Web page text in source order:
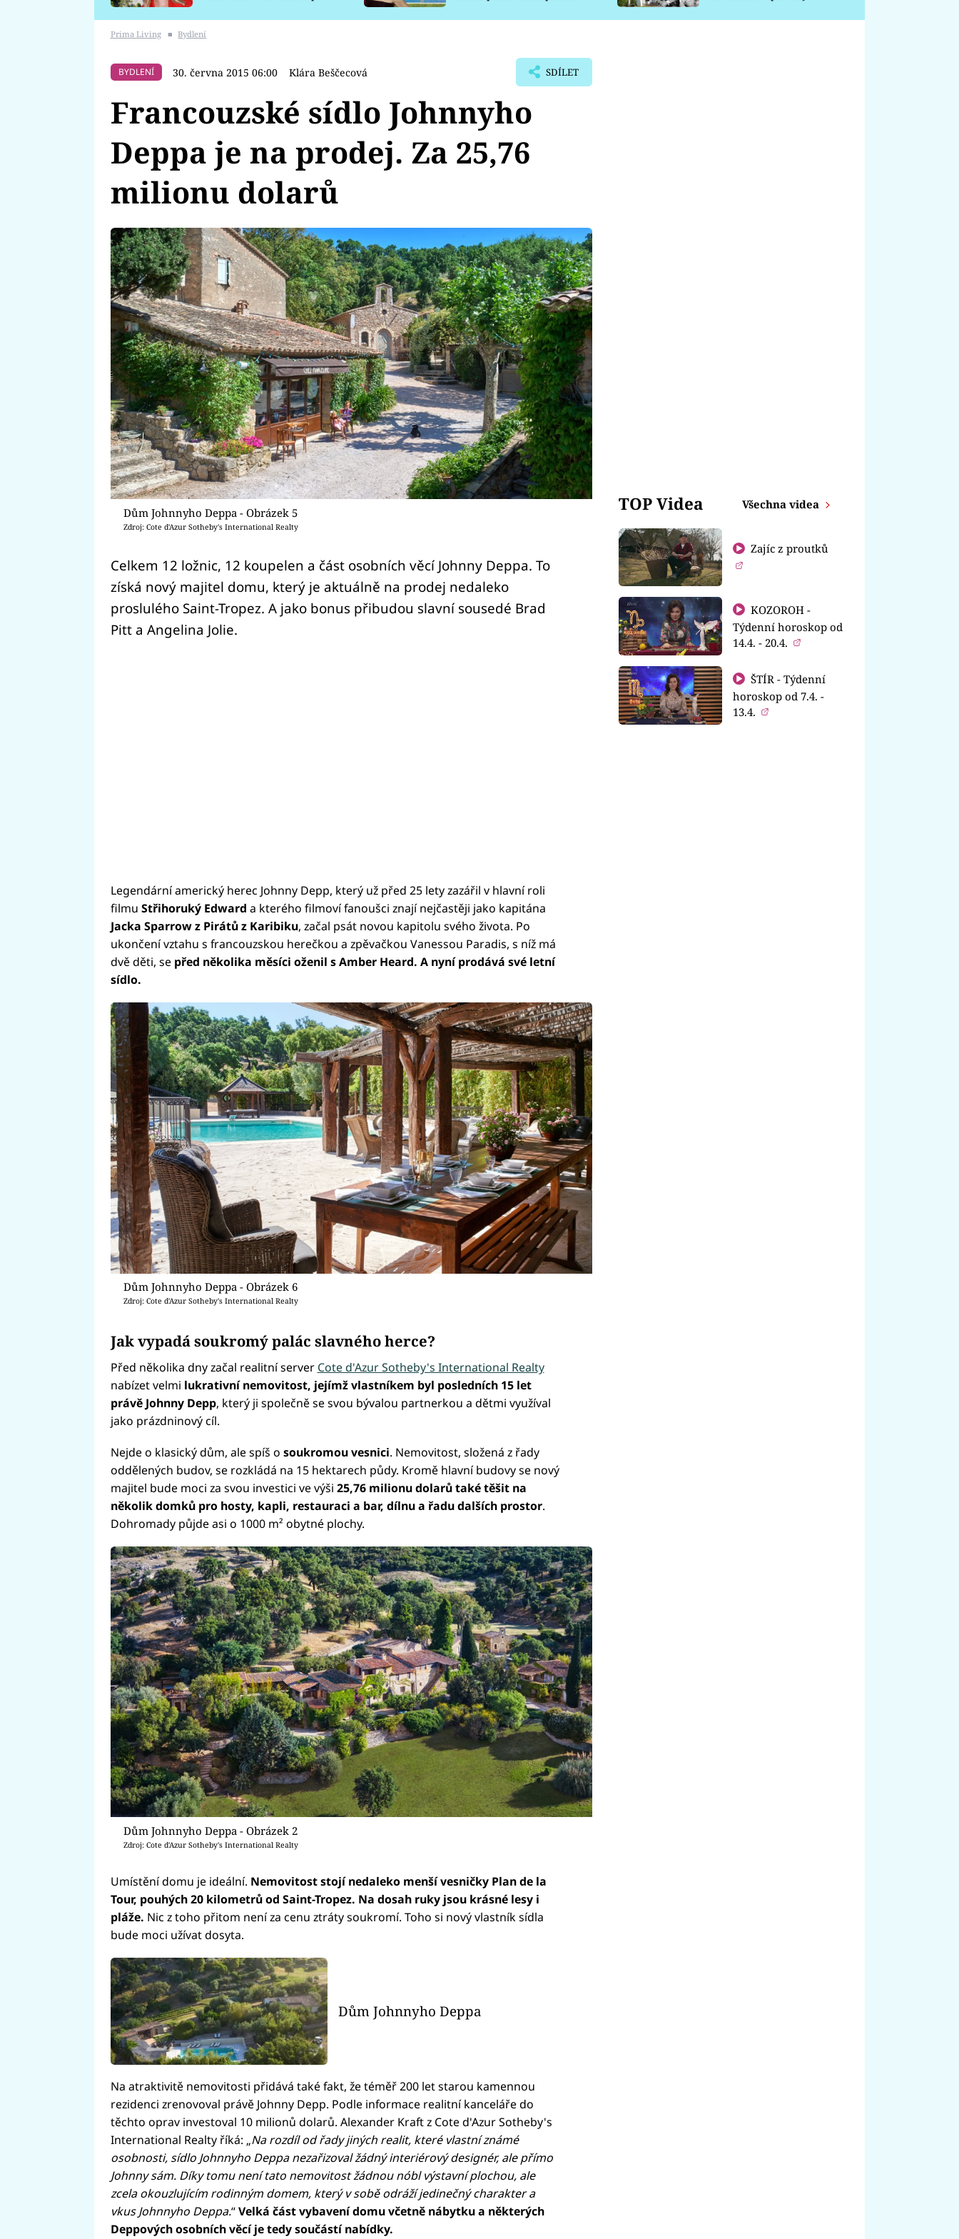
Prima Living ■ Bydlení
BYDLENÍ 30. června 2015 06:00 Klára Beščecová SDÍLET
Francouzské sídlo Johnnyho
Deppa je na prodej. Za 25,76
milionu dolarů
Dům Johnnyho Deppa - Obrázek 5
Zdroj: Cote d'Azur Sotheby's International Realty
Celkem 12 ložnic, 12 koupelen a část osobních věcí Johnny Deppa. To
získá nový majitel domu, který je aktuálně na prodej nedaleko
proslulého Saint-Tropez. A jako bonus přibudou slavní sousedé Brad
Pitt a Angelina Jolie.
Legendární americký herec Johnny Depp, který už před 25 lety zazářil v hlavní roli
filmu Střihoruký Edward a kterého filmoví fanoušci znají nejčastěji jako kapitána
Jacka Sparrow z Pirátů z Karibiku, začal psát novou kapitolu svého života. Po
ukončení vztahu s francouzskou herečkou a zpěvačkou Vanessou Paradis, s níž má
dvě děti, se před několika měsíci oženil s Amber Heard. A nyní prodává své letní
sídlo.
Dům Johnnyho Deppa - Obrázek 6
Zdroj: Cote d'Azur Sotheby's International Realty
Jak vypadá soukromý palác slavného herce?
Před několika dny začal realitní server Cote d'Azur Sotheby's International Realty
nabízet velmi lukrativní nemovitost, jejímž vlastníkem byl posledních 15 let
právě Johnny Depp, který ji společně se svou bývalou partnerkou a dětmi využíval
jako prázdninový cíl.
Nejde o klasický dům, ale spíš o soukromou vesnici. Nemovitost, složená z řady
oddělených budov, se rozkládá na 15 hektarech půdy. Kromě hlavní budovy se nový
majitel bude moci za svou investici ve výši 25,76 milionu dolarů také těšit na
několik domků pro hosty, kapli, restauraci a bar, dílnu a řadu dalších prostor.
Dohromady půjde asi o 1000 m² obytné plochy.
Dům Johnnyho Deppa - Obrázek 2
Zdroj: Cote d'Azur Sotheby's International Realty
Umístění domu je ideální. Nemovitost stojí nedaleko menší vesničky Plan de la
Tour, pouhých 20 kilometrů od Saint-Tropez. Na dosah ruky jsou krásné lesy i
pláže. Nic z toho přitom není za cenu ztráty soukromí. Toho si nový vlastník sídla
bude moci užívat dosyta.
Dům Johnnyho Deppa
Na atraktivitě nemovitosti přidává také fakt, že téměř 200 let starou kamennou
rezidenci zrenovoval právě Johnny Depp. Podle informace realitní kanceláře do
těchto oprav investoval 10 milionů dolarů. Alexander Kraft z Cote d'Azur Sotheby's
International Realty říká: „Na rozdíl od řady jiných realit, které vlastní známé
osobnosti, sídlo Johnnyho Deppa nezařizoval žádný interiérový designér, ale přímo
Johnny sám. Díky tomu není tato nemovitost žádnou nóbl výstavní plochou, ale
zcela okouzlujícím rodinným domem, který v sobě odráží jedinečný charakter a
vkus Johnnyho Deppa.“Velká část vybavení domu včetně nábytku a některých
Deppových osobních věcí je tedy součástí nabídky.
TOP Videa Všechna videa
Zajíc z proutků
KOZOROH -
Týdenní horoskop od
14.4. - 20.4.
ŠTÍR - Týdenní
horoskop od 7.4. -
13.4.